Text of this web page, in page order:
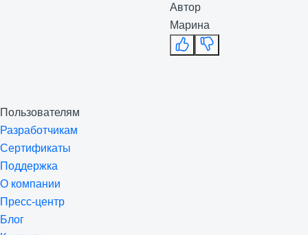
Автор
Марина
Пользователям
Разработчикам
Сертификаты
Поддержка
О компании
Пресс-центр
Блог